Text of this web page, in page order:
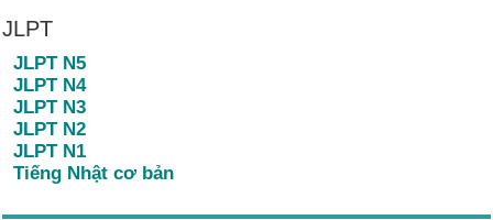
JLPT
JLPT N5
JLPT N4
JLPT N3
JLPT N2
JLPT N1
Tiếng Nhật cơ bản